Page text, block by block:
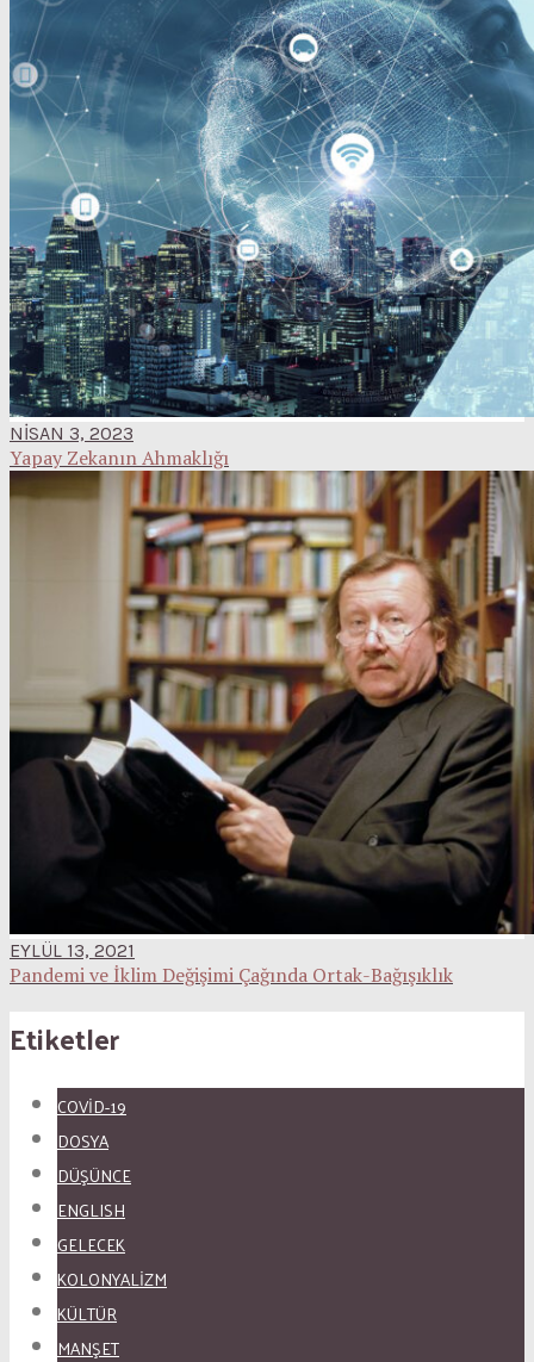
NISAN 3, 2023
Yapay Zekanın Ahmaklığı
EYLÜL 13, 2021
Pandemi ve İklim Değişimi Çağında Ortak-Bağışıklık
Etiketler
COVID-19
DOSYA
DÜŞÜNCE
ENGLISH
GELECEK
KOLONYALİZM
KÜLTÜR
MANŞET